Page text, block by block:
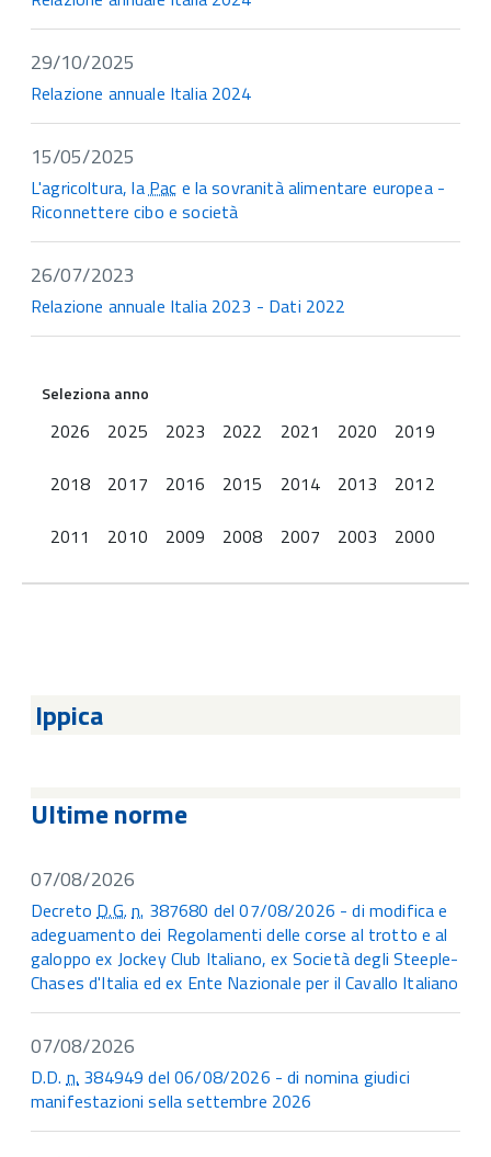
29/10/2025
Relazione annuale Italia 2024
15/05/2025
L'agricoltura, laPac e la sovranità alimentare europea -
Riconnettere cibo e società
26/07/2023
Relazione annuale Italia 2023 - Dati 2022
Seleziona anno
2026 2025 2023 2022 2021 2020
2019
2018
2017 2016 2015 2014 2013
2012
2011
2010 2009 2008 2007 2003 2000
Ippica
Ultime norme
07/08/2026
DecretoD.G. n. 387680 del 07/08/2026 - di modifica e
adeguamento dei Regolamenti delle corse al trotto e al
galoppo ex Jockey Club Italiano, ex Società degli Steeple-
Chases d'Italia ed ex Ente Nazionale per il Cavallo Italiano
07/08/2026
D.D.n. 384949 del 06/08/2026 - di nomina giudici
manifestazioni sella settembre 2026